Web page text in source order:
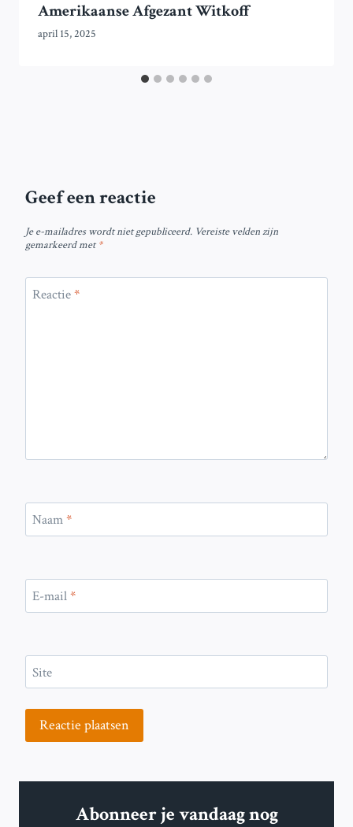
Amerikaanse Afgezant Witkoff
april 15, 2025
Geef een reactie
Je e-mailadres wordt niet gepubliceerd. Vereiste velden zijn
gemarkeerd met*
Reactie*
Naam*
E-mail*
Site
Abonneer je vandaag nog